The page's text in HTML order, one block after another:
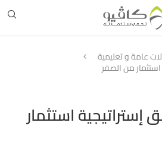
عامة و تعليمية
من الصفر
إستراتيجية استثمار